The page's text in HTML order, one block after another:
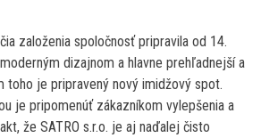
založenia spoločnosť pripravila od 14.
dizajnom a hlavne prehľadnejší a
toho je pripravený nový imidžový spot.
je pripomenúť zákazníkom vylepšenia a
že SATRO s.r.o. je aj naďalej čisto